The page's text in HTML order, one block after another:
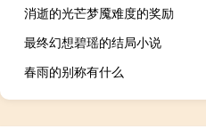
消逝的光芒梦魇难度的奖励
最终幻想碧瑶的结局小说
春雨的别称有什么